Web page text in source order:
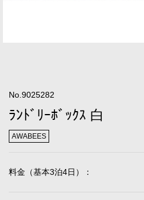
No.9025282
ﾗﾝﾄﾞﾘｰﾎﾞｯｸｽ 白
AWABEES
料金（基本3泊4日）：